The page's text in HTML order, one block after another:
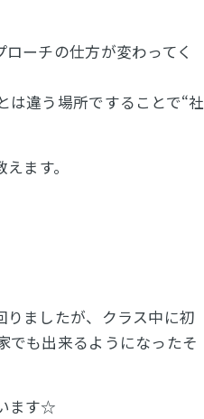
ーチの仕方が変わってく
は違う場所ですることで“社
ます。
りましたが、クラス中に初
でも出来るようになったそ
ます☆